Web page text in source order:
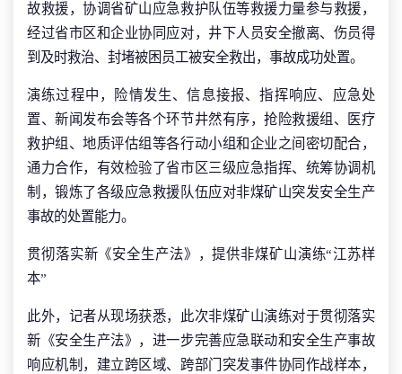
故救援，协调省矿山应急救护队伍等救援力量参与救援，
经过省市区和企业协同应对，井下人员安全撤离、伤员得
到及时救治、封堵被困员工被安全救出，事故成功处置。
演练过程中，险情发生、信息接报、指挥响应、应急处
置、新闻发布会等各个环节井然有序，抢险救援组、医疗
救护组、地质评估组等各行动小组和企业之间密切配合，
通力合作，有效检验了省市区三级应急指挥、统筹协调机
制，锻炼了各级应急救援队伍应对非煤矿山突发安全生产
事故的处置能力。
贯彻落实新《安全生产法》，提供非煤矿山演练“江苏样
本”
此外，记者从现场获悉，此次非煤矿山演练对于贯彻落实
新《安全生产法》，进一步完善应急联动和安全生产事故
响应机制，建立跨区域、跨部门突发事件协同作战样本，